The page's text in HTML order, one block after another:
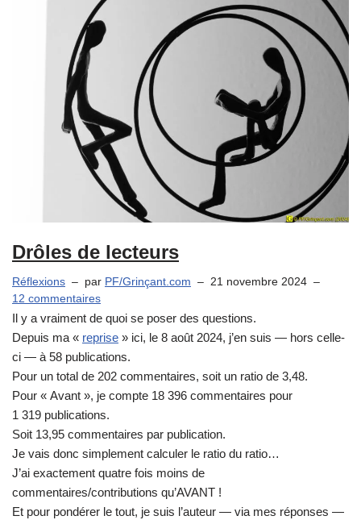
Drôles de lecteurs
Réflexions par PF/Grinçant.com
21 novembre 2024
12 commentaires
Il y a vraiment de quoi se poser des questions.
Depuis ma « reprise » ici, le 8 août 2024, j’en suis — hors celle-
ci — à 58 publications.
Pour un total de 202 commentaires, soit un ratio de 3,48.
Pour « Avant », je compte 18 396 commentaires pour
1 319 publications.
Soit 13,95 commentaires par publication.
Je vais donc simplement calculer le ratio du ratio…
J’ai exactement quatre fois moins de
commentaires/contributions qu’AVANT !
Et pour pondérer le tout, je suis l’auteur — via mes réponses —